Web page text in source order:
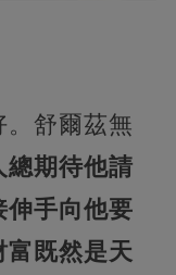
舒爾茲無
總期待他請
伸手向他要
既然是天